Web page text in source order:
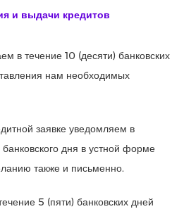
и выдачи кредитов
в течение 10 (десяти) банковских
нам необходимых
заявке уведомляем в
банковского дня в устной форме
также и письменно.
5 (пяти) банковских дней